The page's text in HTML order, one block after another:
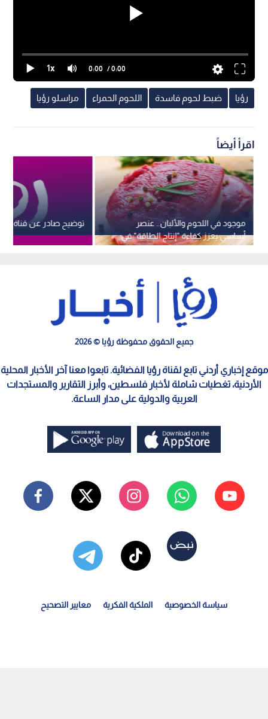
1x 0:00 / 0:00
رؤيا ضبط لحوم فاسدة اللحوم الحمراء مراسلو رؤيا
اقرأ أيضاً
توضيح صادر عن قناة
موجود في اللحوم والألبان.. عنصر
أساسي يعزز كفاءة "إنتاج الطاقة" في
الجسم
جميع الحقوق محفوظة رؤيا © 2026
موقع إخباري أردني تابع لقناة رؤيا الفضائية. تابعوا معنا آخر الأخبار المحلية
الأردنية، تغطيات شاملة لأخبار فلسطين، وأبرز التقارير والمستجدات
العربية والدولية على مدار الساعة.
سياسة الخصوصية الملكية الفكرية معايير التصحيح